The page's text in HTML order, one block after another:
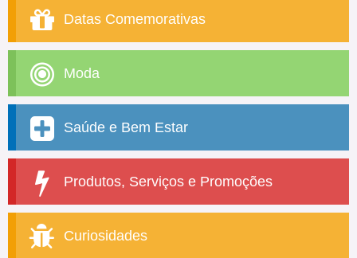
Datas Comemorativas
Moda
Saúde e Bem Estar
Produtos, Serviços e Promoções
Curiosidades